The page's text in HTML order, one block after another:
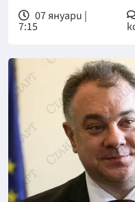
07 януари |
7:15